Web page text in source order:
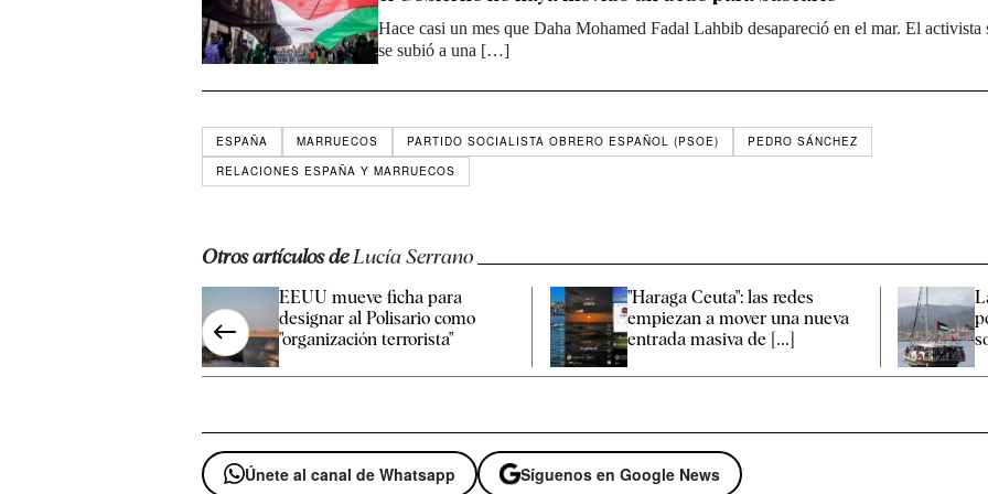
Hace casi un mes que Daha Mohamed Fadal Lahbib desapareció en el mar. El activista
se subió a una […]
ESPAÑA MARRUECOS PARTIDO SOCIALISTA OBRERO ESPAÑOL (PSOE)
PEDRO SÁNCHEZ
RELACIONES ESPAÑA Y MARRUECOS
Otros artículos deLucía Serrano
EEUU mueve ficha para
designar al Polisario como
"organización terrorista"
"Haraga Ceuta": las redes
empiezan a mover una nueva
entrada masiva de [...]
Únete al canal de Whatsapp Síguenos en Google News